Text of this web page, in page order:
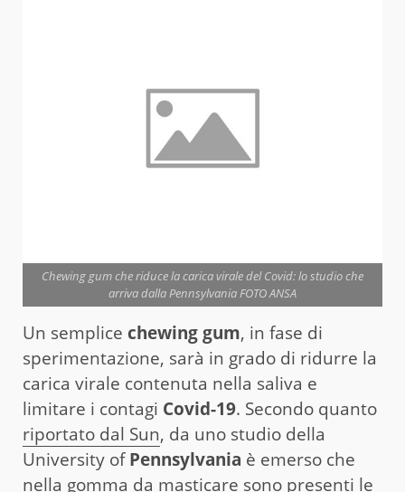
Chewing gum che riduce la carica virale del Covid: lo studio che
arriva dalla Pennsylvania FOTO ANSA
Un semplice chewing gum, in fase di
sperimentazione, sarà in grado di ridurre la
carica virale contenuta nella saliva e
limitare i contagi Covid-19. Secondo quanto
riportato dal Sun, da uno studio della
University ofPennsylvania è emerso che
nella gomma da masticare sono presenti le